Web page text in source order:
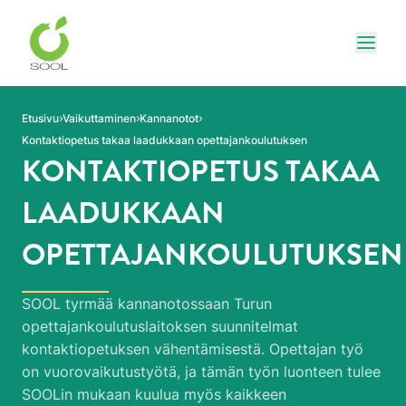
Siirry sivun sisältöön
Etusivu Vaikuttaminen Kannanotot
Kontaktiopetus takaa laadukkaan opettajankoulutuksen
KONTAKTIOPETUS TAKAA
LAADUKKAAN
OPETTAJANKOULUTUKSEN
SOOL tyrmää kannanotossaan Turun
opettajankoulutuslaitoksen suunnitelmat
kontaktiopetuksen vähentämisestä. Opettajan työ
on vuorovaikutustyötä, ja tämän työn luonteen tulee
SOOLin mukaan kuulua myös kaikkeen